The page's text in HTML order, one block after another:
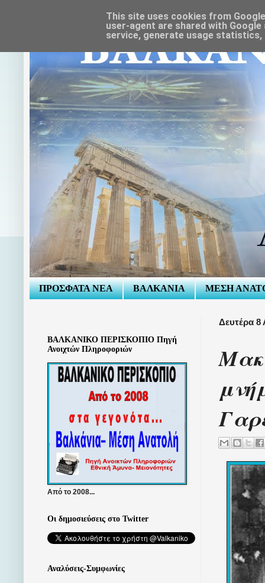
ΠΡΟΣΦΑΤΑ ΝΕΑ ΒΑΛΚΑΝΙΑ ΜΕΣΗ
Δευτέρα 8
ΒΑΛΚΑΝΙΚΟ ΠΕΡΙΣΚΟΠΙΟ Πηγή
Ανοιχτών Πληροφοριών
Από το 2008...
Οι δημοσιεύσεις στο Twitter
Αναλύσεις-Συμφωνίες
This site uses cookies from
user-agent are shared with
service, generate usage statistics,